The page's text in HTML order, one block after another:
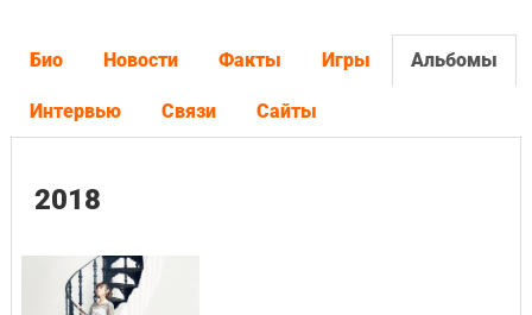
Био Новости Факты Игры Альбомы
Интервью Связи Сайты
2018